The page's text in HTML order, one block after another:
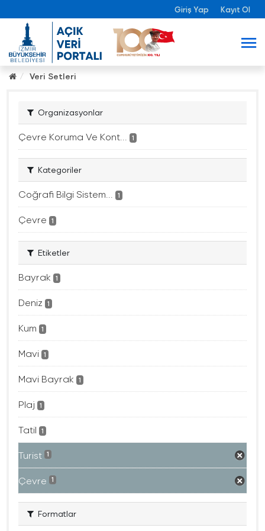
Giriş Yap Kayıt Ol
Veri Setleri
Organizasyonlar
Çevre Koruma Ve Kont... 1
Kategoriler
Coğrafi Bilgi Sistem... 1
Çevre 1
Etiketler
Bayrak 1
Deniz 1
Kum 1
Mavi 1
Mavi Bayrak 1
Plaj 1
Tatil 1
Turist 1
Çevre 1
Formatlar